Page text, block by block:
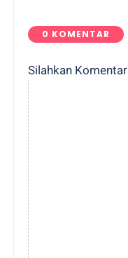
0 KOMENTAR
Silahkan Komentar